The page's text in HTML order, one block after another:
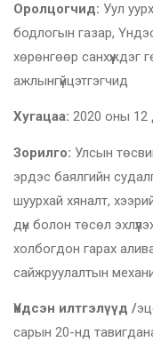
Оролцогчид: Уул
бодлогын газар,
хөрөнгөөр
ажлынгүйцэтгэгчид
Хугацаа: 2020 оны 12
Зорилго: Улсын
эрдэс баялгийн
шуурхай хяналт,
дүн болон төсөл
холбогдон гарах
сайжруулалтын
Үндсэн илтгэлүүд /
сарын 20-нд